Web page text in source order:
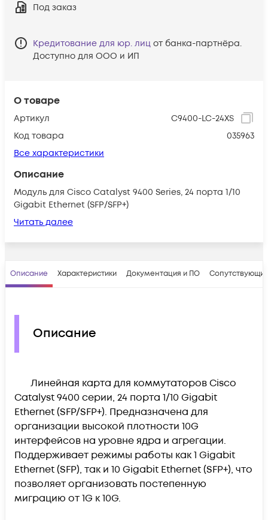
О товаре
Артикул
C9400-LC-24XS
Код товара
035963
Все характеристики
Описание
Модуль для Cisco Catalyst 9400 Series, 24 портa 1/10
Gigabit Ethernet (SFP/SFP+)
Читать далее
Под заказ
Кредитование для юр. лиц от банка-партнёра.
Доступно для ООО и ИП
Описание Характеристики Документация и ПО
Описание
Линейная карта для коммутаторов Cisco
Catalyst 9400 серии, 24 порта 1/10 Gigabit
Ethernet (SFP/SFP+). Предназначена для
организации высокой плотности 10G
интерфейсов на уровне ядра и агрегации.
Поддерживает режимы работы как 1 Gigabit
Ethernet (SFP), так и 10 Gigabit Ethernet (SFP+), что
позволяет организовать постепенную
миграцию от 1G к 10G.